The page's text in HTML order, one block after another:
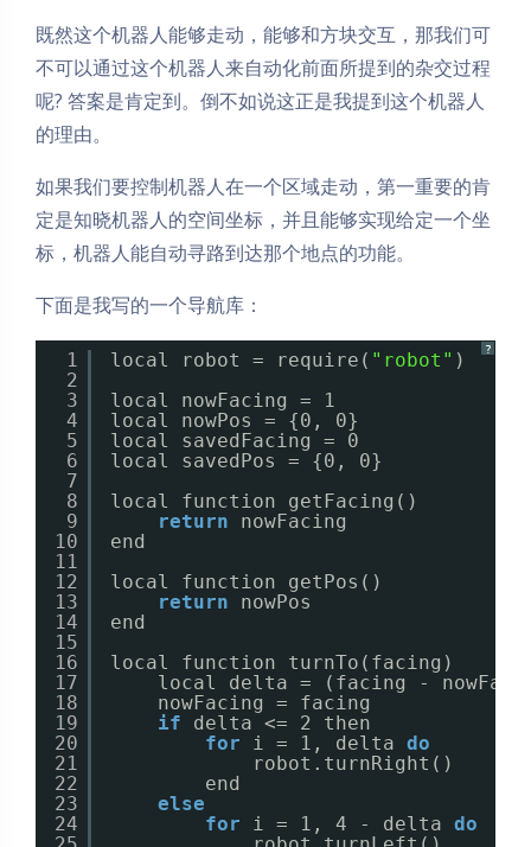
既然这个机器人能够走动，能够和方块交互，那我们可
不可以通过这个机器人来自动化前面所提到的杂交过程
呢? 答案是肯定到。倒不如说这正是我提到这个机器人
的理由。
如果我们要控制机器人在一个区域走动，第一重要的肯
定是知晓机器人的空间坐标，并且能够实现给定一个坐
标，机器人能自动寻路到达那个地点的功能。
下面是我写的一个导航库：
?
1
2
3
4
5
6
7
8
9
10
11
12
13
14
15
16
17
18
19
20
21
22
23
24
local robot = require( "robot" )
local nowFacing = 1
local nowPos = {0, 0}
local savedFacing = 0
local savedPos = {0, 0}
local function getFacing()
return
nowFacing
end
local function getPos()
return
nowPos
end
local function turnTo(facing)
local delta = (facing -
nowFacing = facing
if
delta <= 2 then
for
i = 1, delta do
robot.turnRight()
end
else
for
i = 1, 4 - delta do